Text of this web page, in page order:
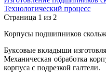
Технологический процесс
Страница 1 из 2
Корпусы подшипников
Буксовые вкладыши
Механическая обработка
корпуса с подрезкой галтели.